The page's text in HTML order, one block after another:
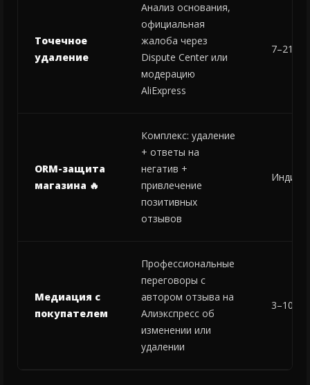
Точечное
удаление
Анализ основания,
официальная
жалоба через
Dispute Center или
модерацию
AliExpress
7–21
ORM-защита
магазина 🔥
Комплекс: удаление
+ ответы на
негатив +
привлечение
позитивных
отзывов
Медиация с
покупателем
Профессиональные
переговоры с
автором отзыва на
Алиэкспресс об
изменении или
удалении
3–10